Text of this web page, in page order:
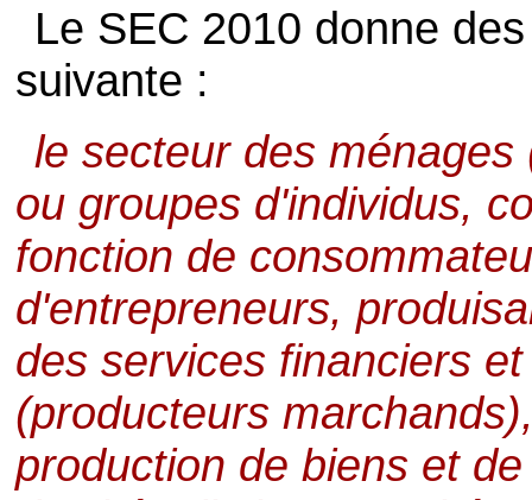
Le SEC 2010 donne
suivante :
le secteur des
ou groupes d'individus,
fonction de
d'entrepreneurs,
des services financiers
(producteurs
production de biens et